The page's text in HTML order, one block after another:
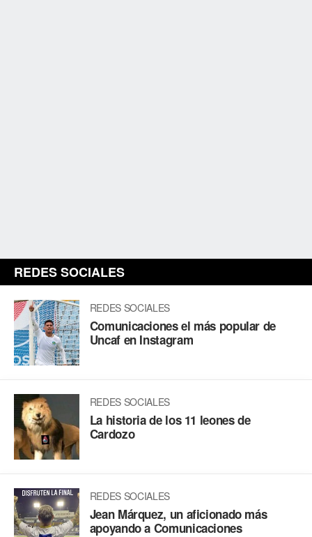
REDES SOCIALES
REDES SOCIALES
Comunicaciones el más popular de
Uncaf en Instagram
REDES SOCIALES
La historia de los 11 leones de
Cardozo
REDES SOCIALES
Jean Márquez, un aficionado más
apoyando a Comunicaciones